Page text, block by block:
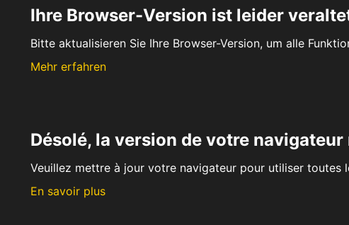
Ihre Browser-Version ist leider
Bitte aktualisieren Sie Ihre Browser-Version, um alle
Mehr erfahren
Désolé, la version de votre navigateur
Veuillez mettre à jour votre navigateur pour utiliser
En savoir plus